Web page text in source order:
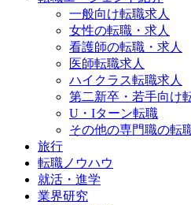
一般向け転職求人
女性の転職・求人
看護師の転職・求人
医師転職求人
ハイクラス転職求人
第二新卒・若手向け
U・Iターン転職
その他の専門職の転
旅行
転職ノウハウ
就活・進学
業界研究